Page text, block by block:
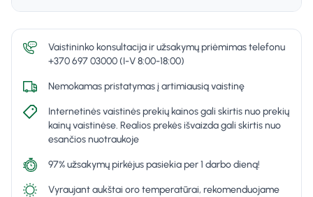
Vaistininko konsultacija ir užsakymų priėmimas telefonu
+370 697 03000 (I-V 8:00-18:00)
Nemokamas pristatymas į artimiausią vaistinę
Internetinės vaistinės prekių kainos gali skirtis nuo prekių
kainų vaistinėse. Realios prekės išvaizda gali skirtis nuo
esančios nuotraukoje
97% užsakymų pirkėjus pasiekia per 1 darbo dieną!
Vyraujant aukštai oro temperatūrai, rekomenduojame